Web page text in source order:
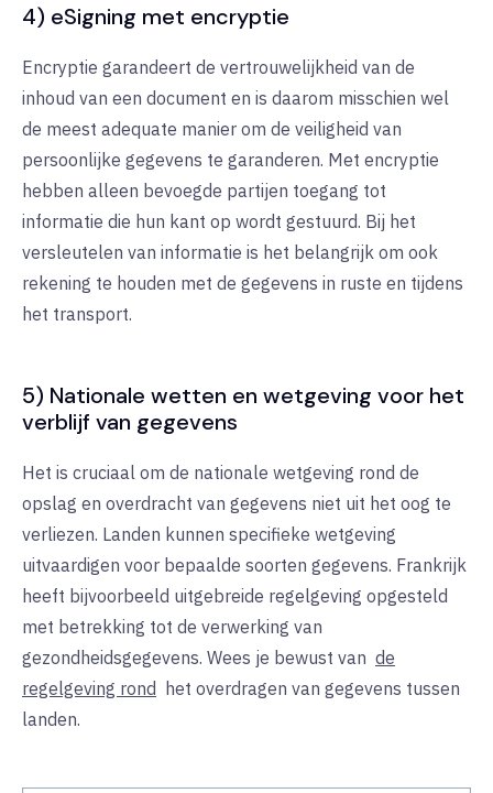
4) eSigning met encryptie
Encryptie garandeert de vertrouwelijkheid van de
inhoud van een document en is daarom misschien wel
de meest adequate manier om de veiligheid van
persoonlijke gegevens te garanderen. Met encryptie
hebben alleen bevoegde partijen toegang tot
informatie die hun kant op wordt gestuurd. Bij het
versleutelen van informatie is het belangrijk om ook
rekening te houden met de gegevens in ruste en tijdens
het transport.
5) Nationale wetten en wetgeving voor het
verblijf van gegevens
Het is cruciaal om de nationale wetgeving rond de
opslag en overdracht van gegevens niet uit het oog te
verliezen. Landen kunnen specifieke wetgeving
uitvaardigen voor bepaalde soorten gegevens. Frankrijk
heeft bijvoorbeeld uitgebreide regelgeving opgesteld
met betrekking tot de verwerking van
gezondheidsgegevens. Wees je bewust van de
regelgeving rond het overdragen van gegevens tussen
landen.